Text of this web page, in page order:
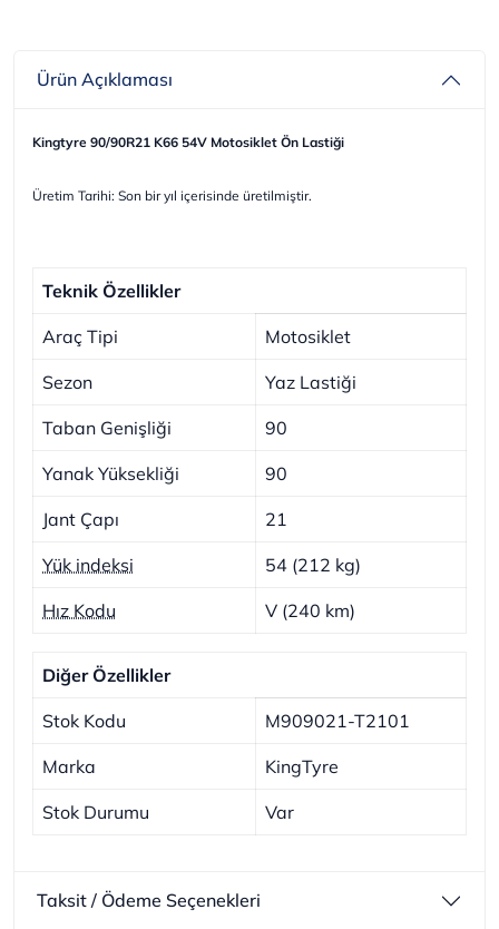
Ürün Açıklaması
Kingtyre 90/90R21 K66 54V Motosiklet Ön Lastiği
Üretim Tarihi: Son bir yıl içerisinde üretilmiştir.
Teknik Özellikler
Araç Tipi Motosiklet
Sezon Yaz Lastiği
Taban Genişliği 90
Yanak Yüksekliği 90
Jant Çapı 21
Yük indeksi 54 (212 kg)
Hız Kodu V (240 km)
Diğer Özellikler
Stok Kodu M909021-T2101
Marka KingTyre
Stok Durumu Var
Taksit / Ödeme Seçenekleri